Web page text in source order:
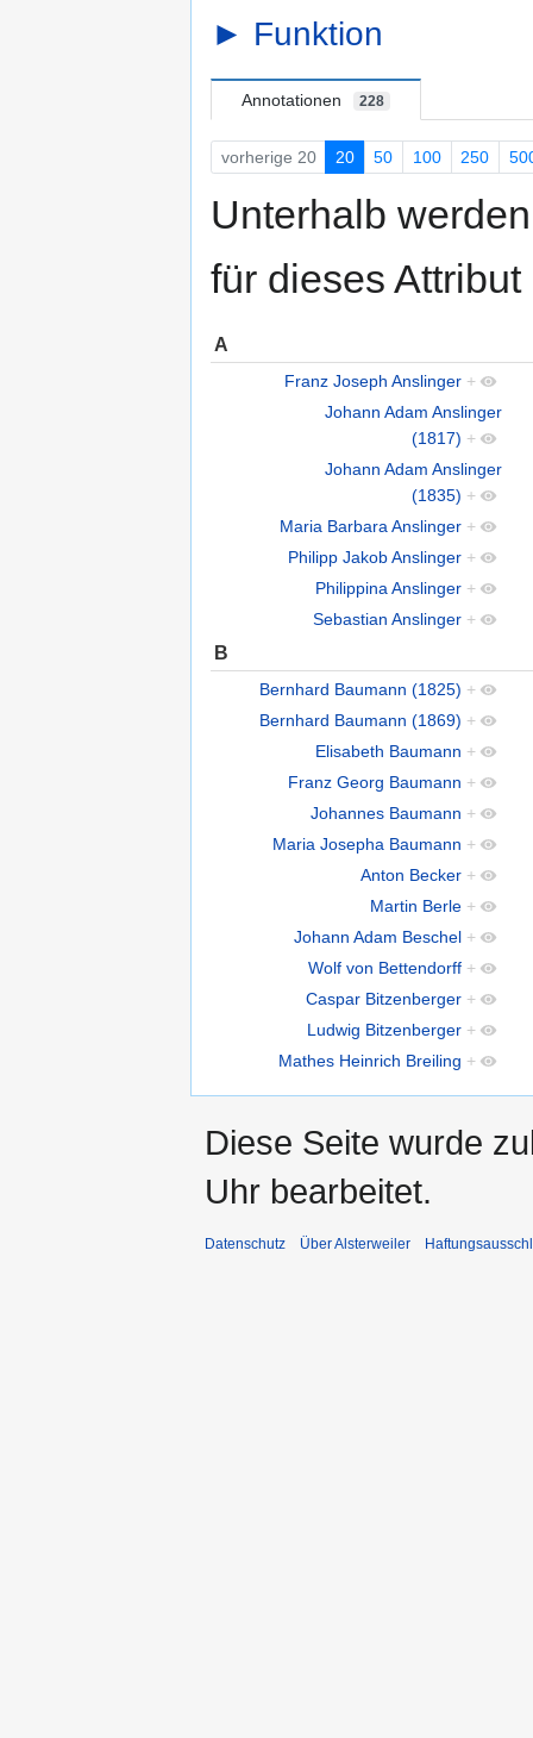
► Funktion
Annotationen 228
vorherige 20 20 50 100 250
Unterhalb
für dieses
A
Franz Joseph Anslinger +
Johann Adam Anslinger
(1817) +
Johann Adam Anslinger
(1835) +
Maria Barbara Anslinger +
Philipp Jakob Anslinger +
Philippina Anslinger +
Sebastian Anslinger +
B
Bernhard Baumann (1825) +
Bernhard Baumann (1869) +
Elisabeth Baumann +
Franz Georg Baumann +
Johannes Baumann +
Maria Josepha Baumann +
Anton Becker +
Martin Berle +
Johann Adam Beschel +
Wolf von Bettendorff +
Caspar Bitzenberger +
Ludwig Bitzenberger +
Mathes Heinrich Breiling +
Diese Seite wurde
Uhr bearbeitet.
Datenschutz Über Alsterweiler